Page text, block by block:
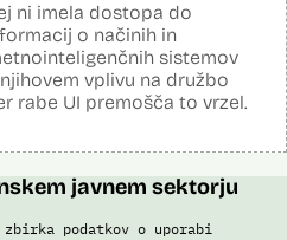
ni imela dostopa do
o načinih in
sistemov
vplivu na družbo
rabe UI premošča to vrzel.
javnem sektorju
podatkov o uporabi